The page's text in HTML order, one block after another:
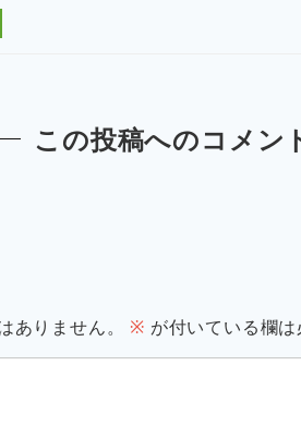
この投稿へのコメン
ありません。 ※ が付いている欄